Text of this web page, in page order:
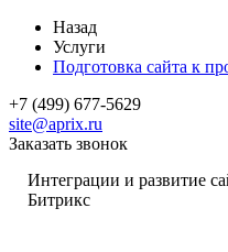
Назад
Услуги
Подготовка сайта к
+7 (499) 677-5629
site@aprix.ru
Заказать звонок
Интеграции и развитие
Битрикс